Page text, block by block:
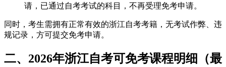
请，已通过自考考试的科目，不再受理免考申请。
同时，考生需拥有正常有效的浙江自考考籍，无考试作弊、违
规记录，方可提交免考申请。
二、2026年浙江自考可免考课程明细（最